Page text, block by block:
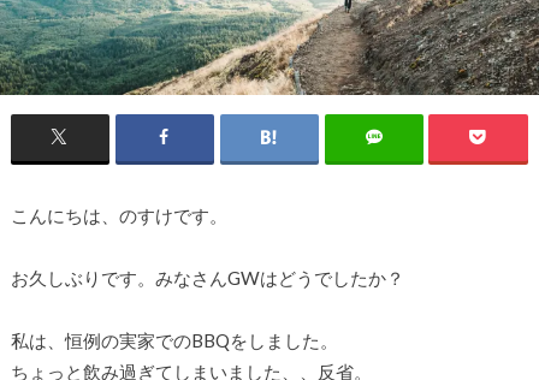
こんにちは、のすけです。
お久しぶりです。みなさんGWはどうでしたか？
私は、恒例の実家でのBBQをしました。
ちょっと飲み過ぎてしまいました、、反省。